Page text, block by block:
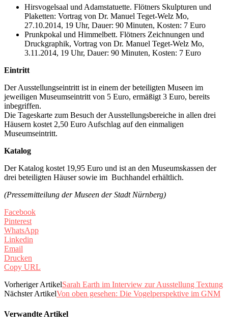
Hirsvogelsaal und Adamstatuette. Flötners Skulpturen und
Plaketten: Vortrag von Dr. Manuel Teget-Welz Mo,
27.10.2014, 19 Uhr, Dauer: 90 Minuten, Kosten: 7 Euro
Prunkpokal und Himmelbett. Flötners Zeichnungen und
Druckgraphik, Vortrag von Dr. Manuel Teget-Welz Mo,
3.11.2014, 19 Uhr, Dauer: 90 Minuten, Kosten: 7 Euro
Eintritt
Der Ausstellungseintritt ist in einem der beteiligten Museen im
jeweiligen Museumseintritt von 5 Euro, ermäßigt 3 Euro, bereits
inbegriffen.
Die Tageskarte zum Besuch der Ausstellungsbereiche in allen drei
Häusern kostet 2,50 Euro Aufschlag auf den einmaligen
Museumseintritt.
Katalog
Der Katalog kostet 19,95 Euro und ist an den Museumskassen der
drei beteiligten Häuser sowie im Buchhandel erhältlich.
(Pressemitteilung der Museen der Stadt Nürnberg)
Facebook
Pinterest
WhatsApp
Linkedin
Email
Drucken
Copy URL
Vorheriger ArtikelSarah Earth im Interview zur Ausstellung Textung
Nächster ArtikelVon oben gesehen: Die Vogelperspektive im GNM
Verwandte Artikel